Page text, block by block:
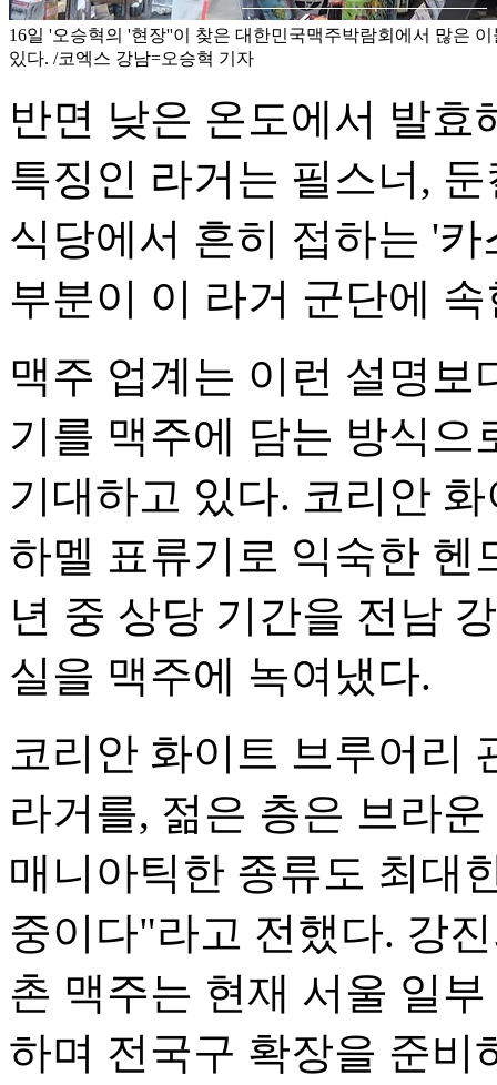
16일 '오승혁의 '현장''이 찾은 대한민국맥주박람회에서 많은
있다. /코엑스 강남=오승혁 기자
반면 낮은 온도에서 발
특징인 라거는 필스너,
식당에서 흔히 접하는 '
부분이 이 라거 군단에
맥주 업계는 이런 설명보
기를 맥주에 담는 방식으
기대하고 있다. 코리안
하멜 표류기로 익숙한 헨
년 중 상당 기간을 전남
실을 맥주에 녹여냈다.
코리안 화이트 브루어리
라거를, 젊은 층은 브라
매니아틱한 종류도 최대
중이다"라고 전했다. 강
촌 맥주는 현재 서울 일
하며 전국구 확장을 준비